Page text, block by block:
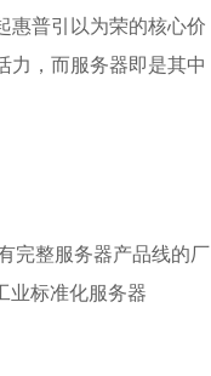
惠普引以为荣的核心价
力，而服务器即是其中
完整服务器产品线的厂
业标准化服务器